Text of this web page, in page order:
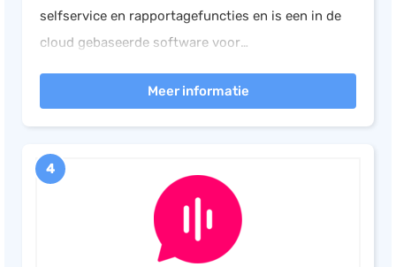
selfservice en rapportagefuncties en is een in de
cloud gebaseerde software voor
24/7 e-mailondersteuning, en er is een gratis
Meer informatie
4